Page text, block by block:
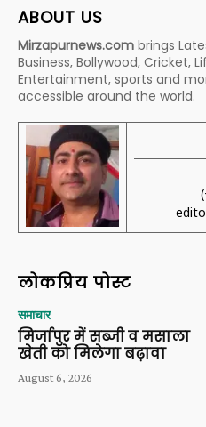
ABOUT US
Mirzapurnews.com brings
Business, Bollywood, Cricket,
Entertainment, sports and
accessible around the world.
लोकप्रिय पोस्ट
समाचार
मिर्जापुर में सब्जी व मसाला
खेती को मिलेगा बढ़ावा
August 6, 2026